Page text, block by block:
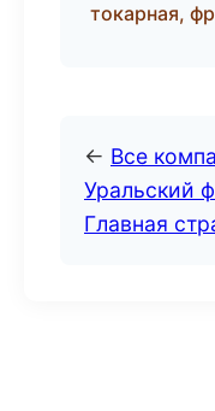
токарная,
← Все
Уральский
Главная